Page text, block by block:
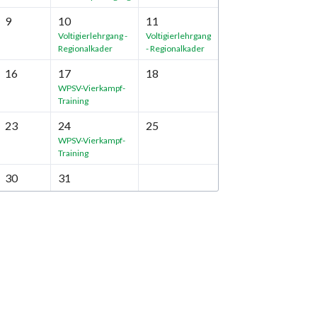
9 10
Voltigierlehrgang -
Regionalkader
11
Voltigierlehrgang
- Regionalkader
16 17
WPSV-Vierkampf-
Training
18
23 24
WPSV-Vierkampf-
Training
25
30 31